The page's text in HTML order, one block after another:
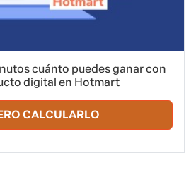
cuánto puedes ganar con
digital en Hotmart
CALCULARLO